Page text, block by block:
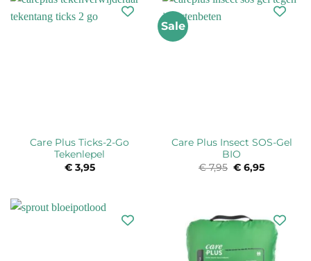
Care Plus Ticks-2-Go
Tekenlepel
€3,95
Sale
Care Plus Insect SOS-Gel
BIO
€7,95 Oorspronkelijke
prijs
€ 6,95